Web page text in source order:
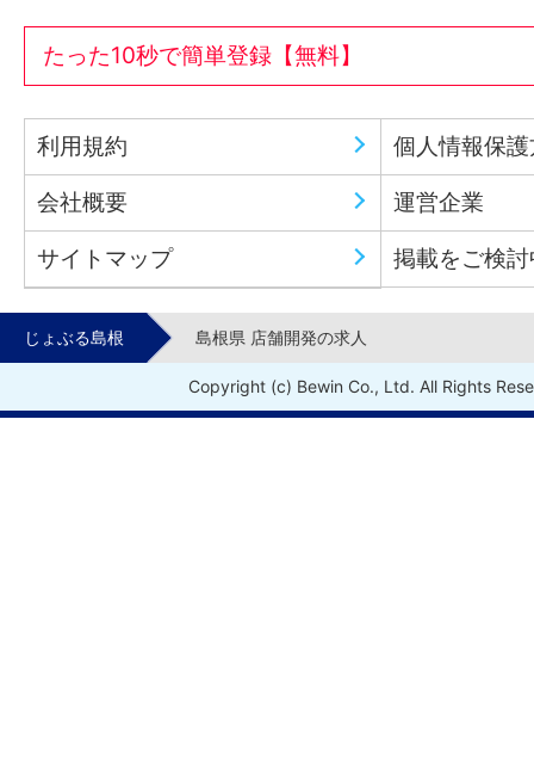
たった10秒で簡単登録【無料】
利用規約 個人情報保
会社概要 運営企業
サイトマップ 掲載をご検
じょぶる島根 島根県 店舗開発の求人
Copyright (c) Bewin Co., Ltd. All Rights